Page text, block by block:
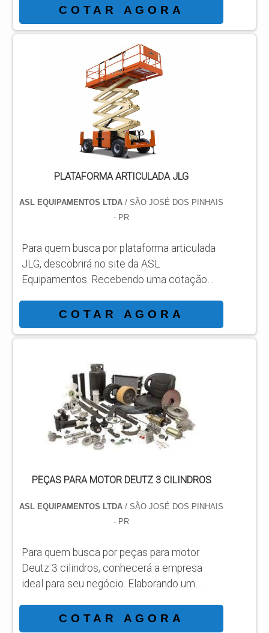
conhecendo a sofisticação, qualidade e
preço justo em um só lugar. MAIS
INFORMAÇÕES INTERESSANTES SOBRE
PLATAFORMA JLG A VENDA Se alguém
busca por plataforma JLG a venda em uma
empresa comprometida com os serviços,
acha o site da ASL Equipamentos. Uma
empresa com alto know-how em
plataformas...
COTAR AGORA
PLATAFORMA ARTICULADA JLG
ASL EQUIPAMENTOS LTDA/ SÃO JOSÉ DOS PINHAIS
- PR
Para quem busca por plataforma articulada
JLG, descobrirá no site da ASL
Equipamentos. Recebendo uma cotação
conhecendo a sofisticação, qualidade e
preço justo em um só lugar. DETALHES
SOBRE PLATAFORMA ARTICULADA JLG
JLG em uma empresa responsável, vai até
o site da ASL Equipamentos.
Disponibilizando para os clientes
plataformas elevatórias móveis de trabal...
COTAR AGORA
PEÇAS PARA MOTOR DEUTZ 3 CILINDROS
ASL EQUIPAMENTOS LTDA/ SÃO JOSÉ DOS PINHAIS
- PR
Para quem busca por peças para motor
Deutz 3 cilindros, conhecerá a empresa
ideal para seu negócio. Elaborando um
organização do ramo e conhecendo a líder
COTAR AGORA